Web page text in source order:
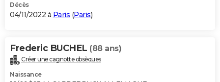
Décès
04/11/2022 à Paris (Paris)
Frederic BUCHEL (88 ans)
Créer une cagnotte obsèques
Naissance